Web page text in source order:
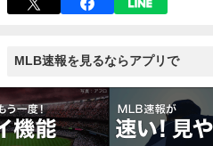
MLB速報を見るならアプリで